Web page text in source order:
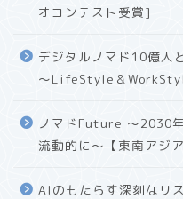
オコンテスト受賞]
デジタルノマド10億人
〜LifeStyle＆
ノマドFuture 〜2030
流動的に〜【東南アジア
AIのもたらす深刻なリ